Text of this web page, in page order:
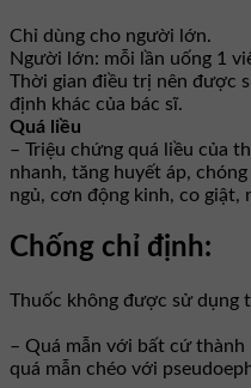
Chỉ dùng cho người lớn.
Người lớn: mỗi lần uống 1
Thời gian điều trị nên được
định khác của bác sĩ.
Quá liều
– Triệu chứng quá liều của
nhanh, tăng huyết áp,
ngủ, cơn động kinh, co giật,
Chống chỉ định:
Thuốc không được sử dụng
– Quá mẫn với bất cứ
quá mẫn chéo với